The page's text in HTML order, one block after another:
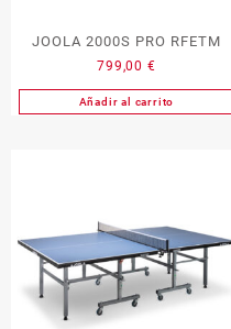
JOOLA 2000S PRO RFETM
799,00 €
Añadir al carrito